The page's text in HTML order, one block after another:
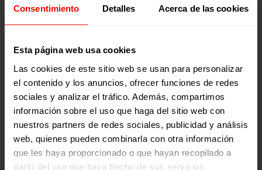
Consentimiento Detalles Acerca de las cookies
Esta página web usa cookies
Las cookies de este sitio web se usan para personalizar
el contenido y los anuncios, ofrecer funciones de redes
sociales y analizar el tráfico. Además, compartimos
información sobre el uso que haga del sitio web con
nuestros partners de redes sociales, publicidad y análisis
web, quienes pueden combinarla con otra información
que les haya proporcionado o que hayan recopilado a
partir del uso que haya hecho de sus servicios.
«LA MISIÓN DE LA COMPAÑÍA DE JESÚS ES EL
SERVICIO DE LA FE, DEL QUE LA PROMOCIÓN DE LA
JUSTICIA ES UNA EXIGENCIA INELUDIBLE”
9 abril 2025